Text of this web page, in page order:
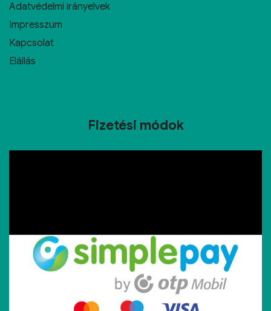
Adatvédelmi irányelvek
Impresszum
Kapcsolat
Elállás
Fizetési módok